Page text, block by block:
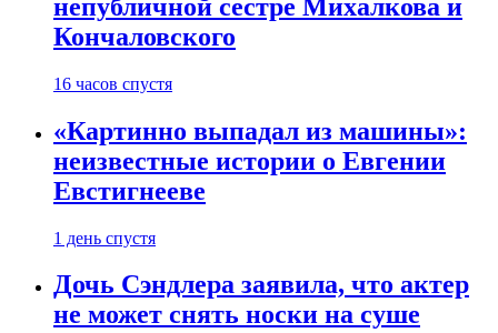
непубличной сестре Михалкова и
Кончаловского
16 часов спустя
«Картинно выпадал из машины»:
неизвестные истории о Евгении
Евстигнееве
1 день спустя
Дочь Сэндлера заявила, что актер
не может снять носки на суше